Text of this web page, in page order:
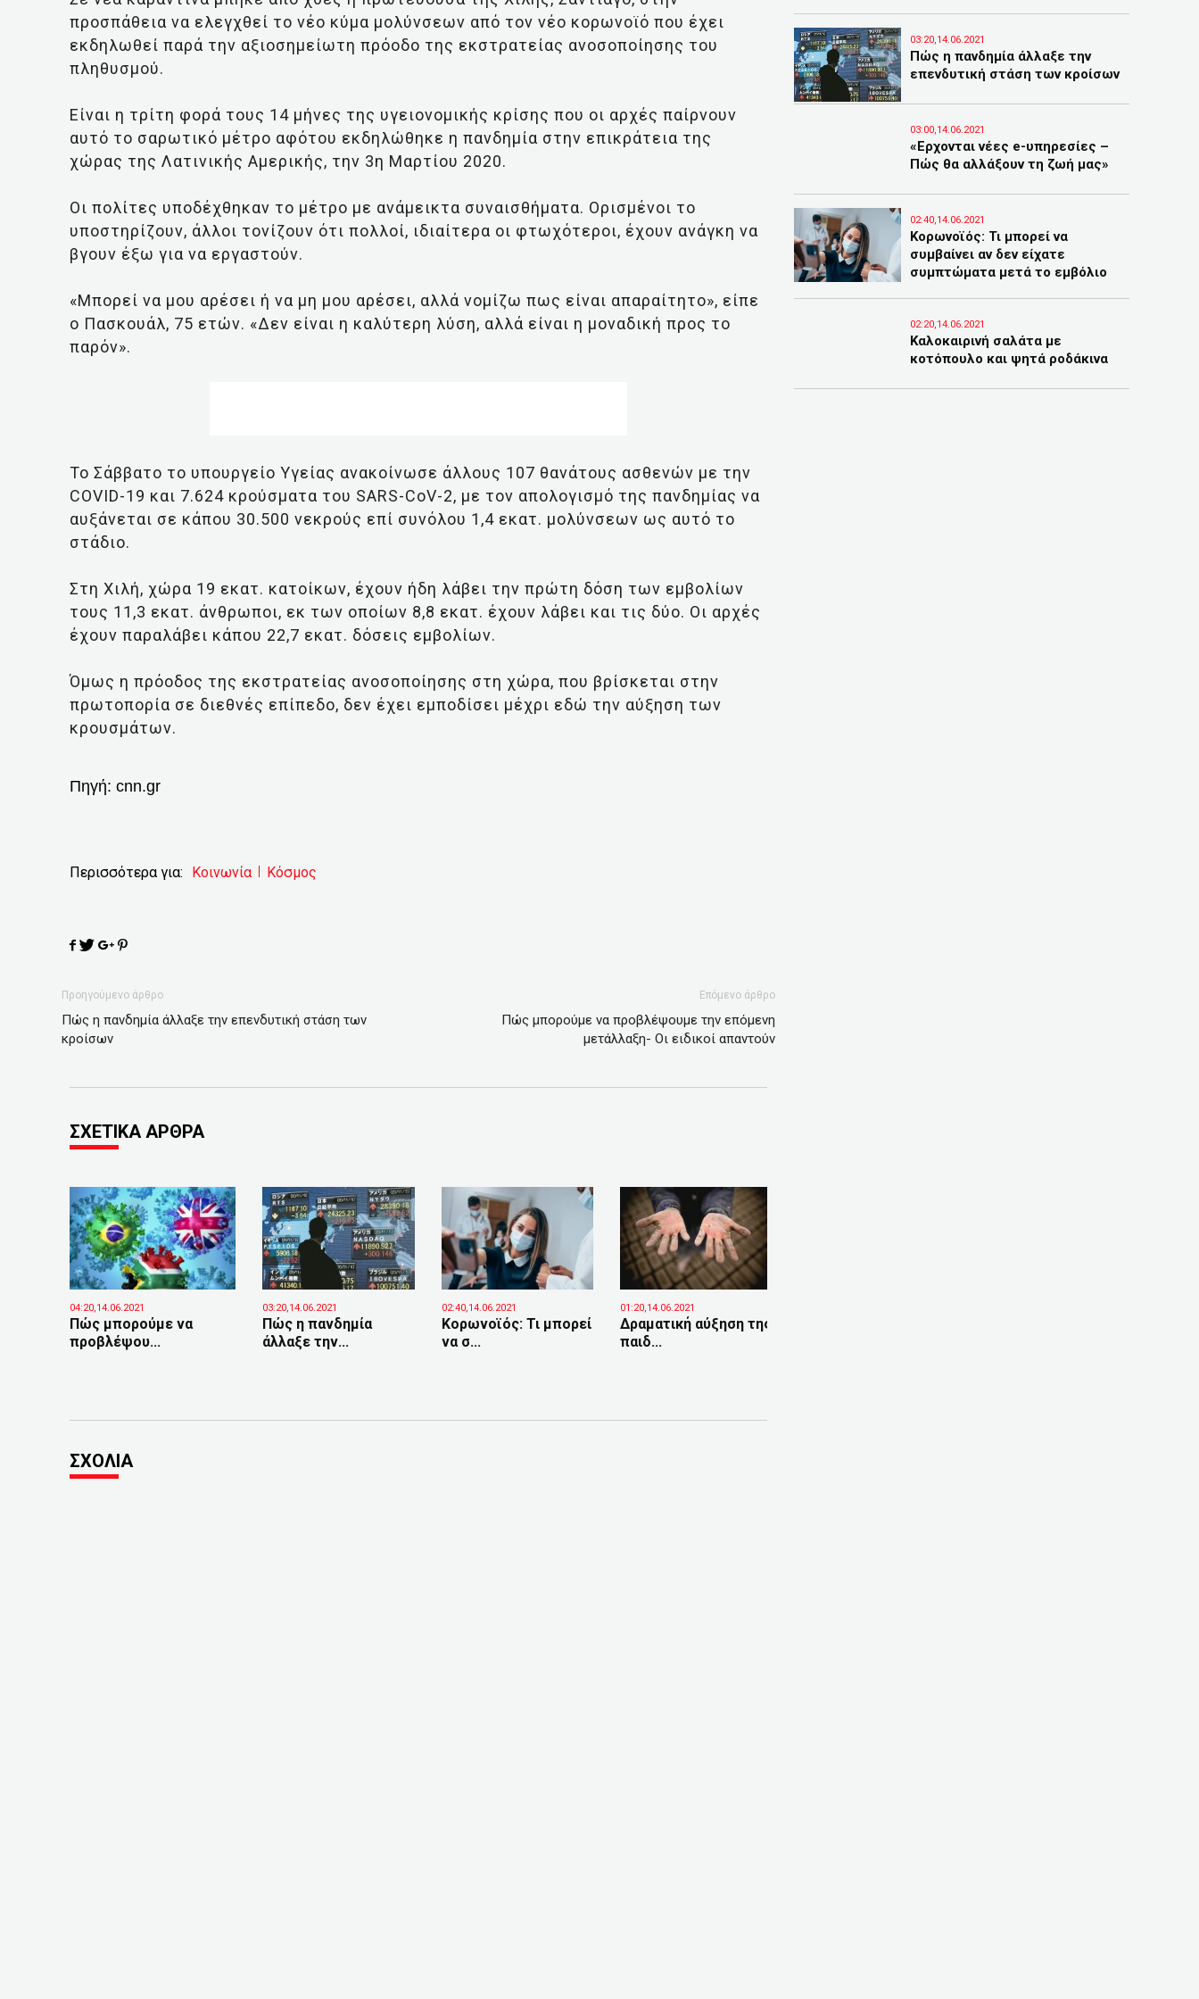
προσπάθεια να ελεγχθεί το νέο κύμα μολύνσεων από τον νέο κορωνοϊό που έχει
εκδηλωθεί παρά την αξιοσημείωτη πρόοδο της εκστρατείας ανοσοποίησης του
πληθυσμού.
Είναι η τρίτη φορά τους 14 μήνες της υγειονομικής κρίσης που οι αρχές παίρνουν
αυτό το σαρωτικό μέτρο αφότου εκδηλώθηκε η πανδημία στην επικράτεια της
χώρας της Λατινικής Αμερικής, την 3η Μαρτίου 2020.
Οι πολίτες υποδέχθηκαν το μέτρο με ανάμεικτα συναισθήματα. Ορισμένοι το
υποστηρίζουν, άλλοι τονίζουν ότι πολλοί, ιδιαίτερα οι φτωχότεροι, έχουν ανάγκη να
βγουν έξω για να εργαστούν.
«Μπορεί να μου αρέσει ή να μη μου αρέσει, αλλά νομίζω πως είναι απαραίτητο», είπε
ο Πασκουάλ, 75 ετών. «Δεν είναι η καλύτερη λύση, αλλά είναι η μοναδική προς το
παρόν».
To Σάββατο το υπουργείο Υγείας ανακοίνωσε άλλους 107 θανάτους ασθενών με την
COVID-19 και 7.624 κρούσματα του SARS-CoV-2, με τον απολογισμό της πανδημίας να
αυξάνεται σε κάπου 30.500 νεκρούς επί συνόλου 1,4 εκατ. μολύνσεων ως αυτό το
στάδιο.
Στη Χιλή, χώρα 19 εκατ. κατοίκων, έχουν ήδη λάβει την πρώτη δόση των εμβολίων
τους 11,3 εκατ. άνθρωποι, εκ των οποίων 8,8 εκατ. έχουν λάβει και τις δύο. Οι αρχές
έχουν παραλάβει κάπου 22,7 εκατ. δόσεις εμβολίων.
Όμως η πρόοδος της εκστρατείας ανοσοποίησης στη χώρα, που βρίσκεται στην
πρωτοπορία σε διεθνές επίπεδο, δεν έχει εμποδίσει μέχρι εδώ την αύξηση των
κρουσμάτων.
Πηγή: cnn.gr
Περισσότερα για: Κοινωνία Κόσμος
Προηγούμενο άρθρο
Πώς η πανδημία άλλαξε την επενδυτική στάση των
κροίσων
Επόμενο άρθρο
Πώς μπορούμε να προβλέψουμε την επόμενη
μετάλλαξη- Οι ειδικοί απαντούν
ΣΧΕΤΙΚΑ ΑΡΘΡΑ
04:20,14.06.2021
Πώς μπορούμε να
προβλέψου...
03:20,14.06.2021
Πώς η πανδημία
άλλαξε την...
02:40,14.06.2021
Κορωνοϊός: Τι μπορεί
να σ...
01:20,14.06.2021
Δραματική αύξηση της
παιδ...
ΣΧΟΛΙΑ
03:20,14.06.2021
Πώς η πανδημία άλλαξε την
επενδυτική στάση των κροίσων
03:00,14.06.2021
«Ερχονται νέες e-υπηρεσίες –
Πώς θα αλλάξουν τη ζωή μας»
02:40,14.06.2021
Κορωνοϊός: Τι μπορεί να
συμβαίνει αν δεν είχατε
συμπτώματα μετά το εμβόλιο
02:20,14.06.2021
Καλοκαιρινή σαλάτα με
κοτόπουλο και ψητά ροδάκινα